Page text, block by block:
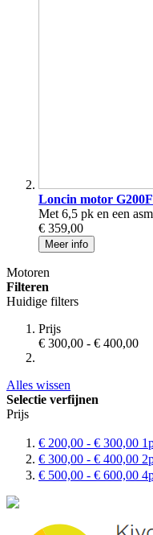
Loncin motor
Met 6,5 pk en een
€ 359,00
Meer info
Motoren
Filteren
Huidige filters
Prijs
€ 300,00 - € 400,00
Alles wissen
Selectie verfijnen
Prijs
€ 200,00 - € 300,00 1
€ 300,00 - € 400,00 2
€ 500,00 - € 600,00 4